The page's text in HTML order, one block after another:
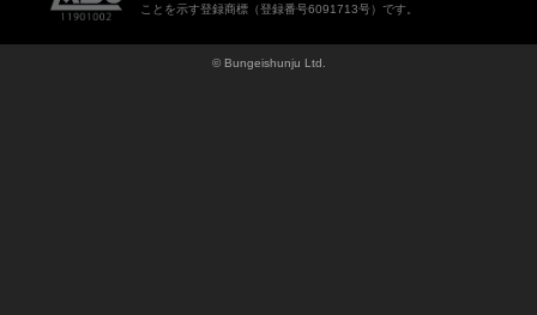
ことを示す登録商標（登録番号6091713号）です。
© Bungeishunju Ltd.